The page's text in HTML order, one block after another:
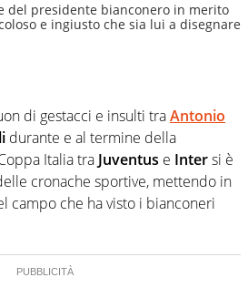
del presidente bianconero in merito
e ingiusto che sia lui a disegnare
di gestacci e insulti traAntonio
durante e al termine della
Italia tra Juventus e Intersi è
cronache sportive, mettendo in
campo che ha visto i bianconeri